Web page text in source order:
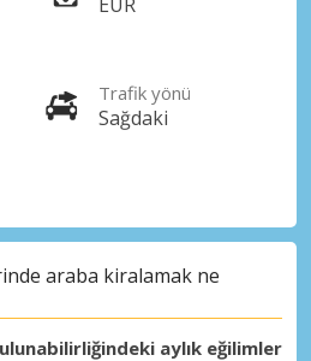
Trafik yönü
Sağdaki
araba kiralamak ne
aylık eğilimler